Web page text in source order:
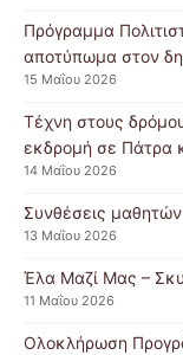
Πρόγραμμα
αποτύπωμα στον
15 Μαΐου 2026
Τέχνη στους
εκδρομή σε Πάτρα
14 Μαΐου 2026
Συνθέσεις
13 Μαΐου 2026
Έλα Μαζί Μας –
11 Μαΐου 2026
Ολοκλήρωση